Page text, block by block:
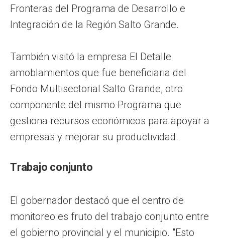
Fronteras del Programa de Desarrollo e
Integración de la Región Salto Grande.
También visitó la empresa El Detalle
amoblamientos que fue beneficiaria del
Fondo Multisectorial Salto Grande, otro
componente del mismo Programa que
gestiona recursos económicos para apoyar a
empresas y mejorar su productividad.
Trabajo conjunto
El gobernador destacó que el centro de
monitoreo es fruto del trabajo conjunto entre
el gobierno provincial y el municipio. "Esto